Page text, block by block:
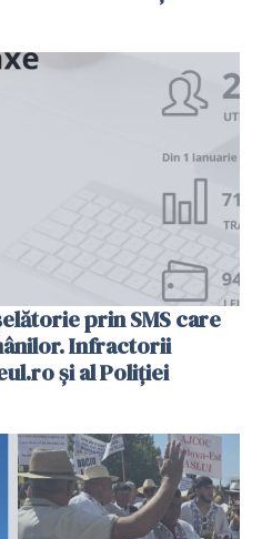
prin SMS care
Infractorii
și al Poliției